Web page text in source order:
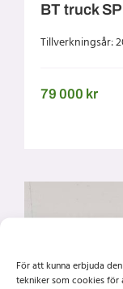
För att kunna erbjuda
tekniker som cookies
BT truck
Tillverkningsår:
79 000 kr